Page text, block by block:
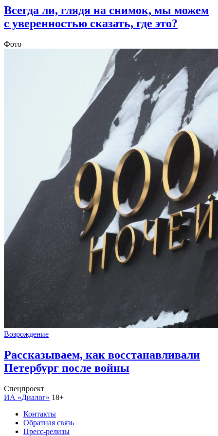
Всегда ли, глядя на снимок, мы можем
с уверенностью сказать, где это?
Фото
Возрождение
Рассказываем, как восстанавливали
Петербург после войны
Спецпроект
ИА «Диалог» 18+
Контакты
Обратная связь
Пресс-релизы